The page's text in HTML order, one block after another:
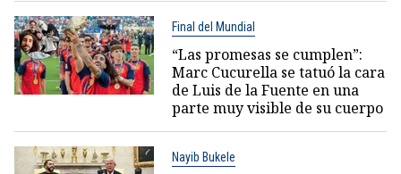
Final del Mundial
“Las promesas se cumplen”:
Marc Cucurella se tatuó la cara
de Luis de la Fuente en una
parte muy visible de su cuerpo
Nayib Bukele